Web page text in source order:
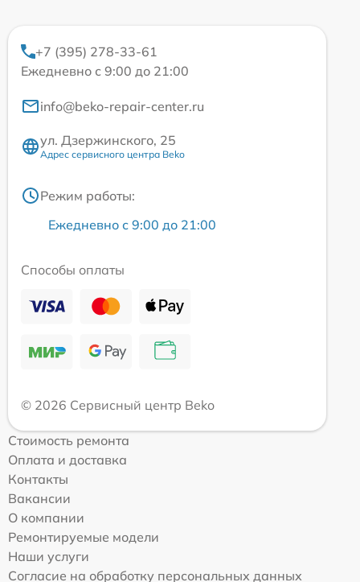
+7 (395) 278-33-61
Ежедневно с 9:00 до 21:00
info@beko-repair-center.ru
ул. Дзержинского, 25
Адрес сервисного центра Beko
Режим работы:
Ежедневно с 9:00 до 21:00
Способы оплаты
© 2026 Сервисный центр Beko
Стоимость ремонта
Оплата и доставка
Контакты
Вакансии
О компании
Ремонтируемые модели
Наши услуги
Согласие на обработку персональных данных